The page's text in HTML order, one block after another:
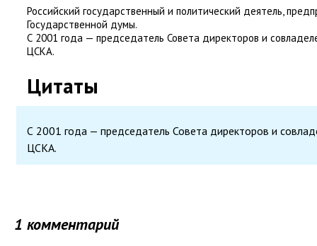
Российский государственный и политический деятель,
Государственной думы.
С 2001 года — председатель Совета директоров и
ЦСКА.
Цитаты
С 2001 года — председатель Совета директоров и
ЦСКА.
1 комментарий